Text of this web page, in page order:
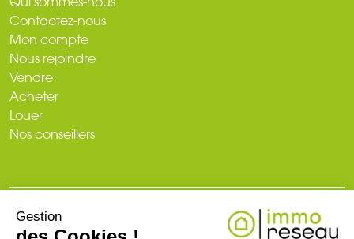
Contactez-nous
Mon compte
Nous rejoindre
Vendre
Acheter
Louer
Nos conseillers
Plan du site
Mentions légales
Gestion